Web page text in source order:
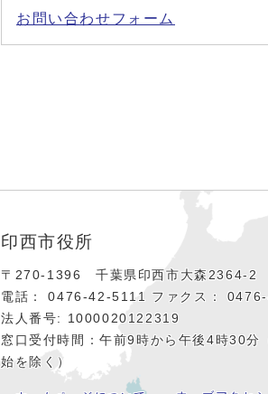
お問い合わせフォーム
印西市役所
〒270-1396 千葉県印西市大森2364‐2
電話： 0476‐42‐5111 ファクス：
法人番号: 1000020122319
窓口受付時間：午前9時から午後4時30分
始を除く）